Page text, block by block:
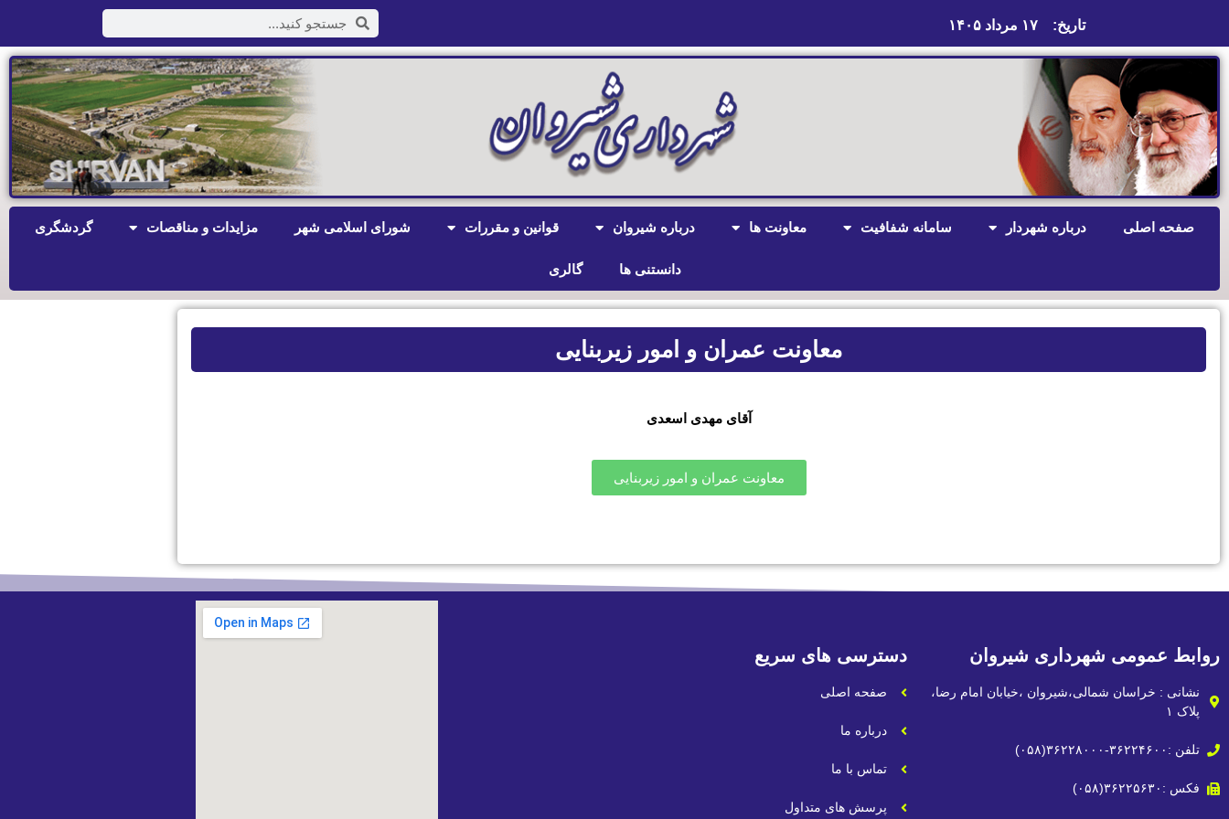
تاریخ: ۱۷ مرداد ۱۴۰۵
صفحه اصلی درباره شهردار سامانه شفافیت معاونت ها درباره شیروان قوانین و مقررات شورای اسلامی شهر مزایدات و مناقصات گردشگری
دانستنی ها گالری
معاونت عمران و امور زیربنایی
آقای مهدی اسعدی
معاونت عمران و امور زیربنایی
روابط عمومی شهرداری شیروان
نشانی : خراسان شمالی،شیروان ،خیابان امام رضا،
پلاک ۱
تلفن :۳۶۲۲۴۶۰۰-۳۶۲۲۸۰۰۰(۰۵۸)
فکس :۳۶۲۲۵۶۳۰(۰۵۸)
دسترسی های سریع
صفحه اصلی
درباره ما
تماس با ما
پرسش های متداول